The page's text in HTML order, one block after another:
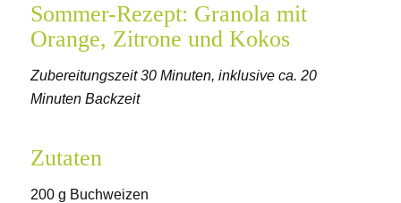
Sommer-Rezept: Granola mit
Orange, Zitrone und Kokos
Zubereitungszeit 30 Minuten, inklusive ca. 20
Minuten Backzeit
Zutaten
200 g Buchweizen